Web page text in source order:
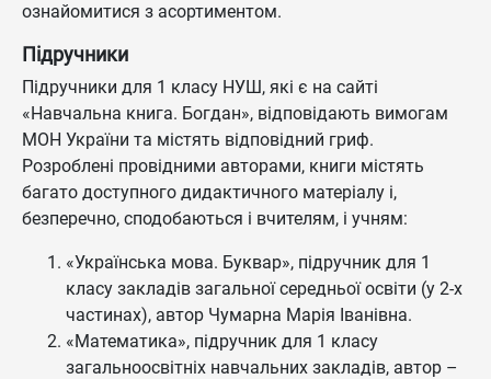
ознайомитися з асортиментом.
Підручники
Підручники для 1 класу НУШ, які є на сайті
«Навчальна книга. Богдан», відповідають вимогам
МОН України та містять відповідний гриф.
Розроблені провідними авторами, книги містять
багато доступного дидактичного матеріалу і,
безперечно, сподобаються і вчителям, і учням:
«Українська мова. Буквар», підручник для 1
класу закладів загальної середньої освіти (у 2-х
частинах), автор Чумарна Марія Іванівна.
«Математика», підручник для 1 класу
загальноосвітніх навчальних закладів, автор –